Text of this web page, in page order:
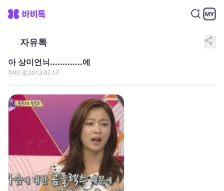
자유톡 share
아 상미언늬.............에
하미로2013.07.17